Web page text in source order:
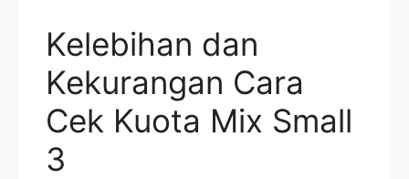
Kelebihan dan
Kekurangan Cara
Cek Kuota Mix Small
3